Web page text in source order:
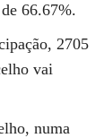
66.67%.
2705
vai
numa